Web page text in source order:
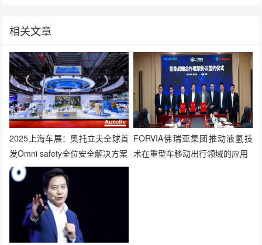
相关文章
2025上海车展：奥托立夫全球首
发Omni safety全位安全解决方案
FORVIA佛瑞亚集团推动液氢技
术在重型车移动出行领域的应用